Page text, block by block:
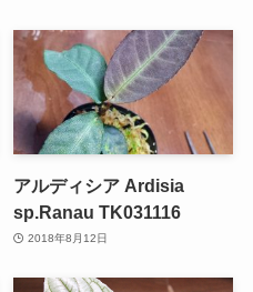
アルディシア Ardisia
sp.Ranau TK031116
2018年8月12日